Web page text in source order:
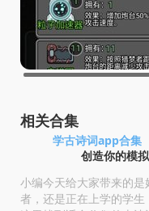
相关合集
学古诗词app合集
创造你的模
小编今天给大家带来的
者，还是正在上学的学